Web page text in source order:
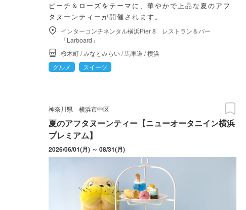
ピーチ＆ローズをテーマに、華やかで上品な夏のアフ
タヌーンティーが開催されます。
インターコンチネンタル横浜Pier 8 レストラン＆バー
「Larboard」
桜木町/みなとみらい/馬車道 /横浜
グルメ
スイーツ
神奈川県 横浜市中区
夏のアフタヌーンティー【ニューオータニイン横浜
プレミアム】
2026/06/01(月) ～ 08/31(月)